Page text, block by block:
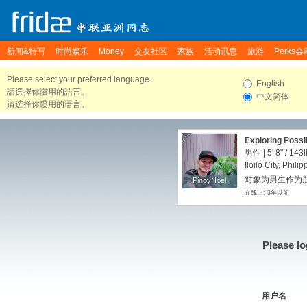
新闻&特写 时尚娱乐 Money 交友社区 家族 活动讯息 旅游 Perks会
Please select your preferred language.
請選擇你慣用的語言。
请选择你惯用的语言。
English
中文简体
PinoyNoel
PinoyNoel
Exploring
男性 | 5' 8" /
Iloilo City,
对象为男生作为
在线上: 3年以前
Please
用户名